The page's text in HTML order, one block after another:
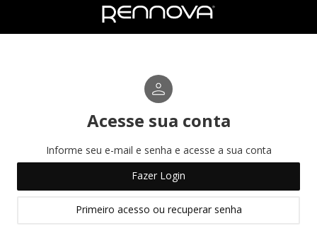
Acesse sua conta
Informe seu e-mail e senha e acesse a sua conta
Fazer Login
Primeiro acesso ou recuperar senha